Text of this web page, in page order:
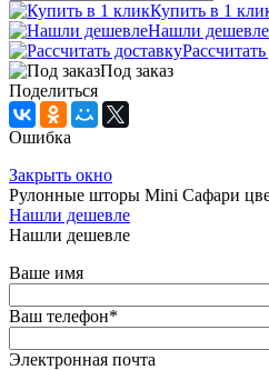
Купить в 1
Нашли дешевле
Под заказ
Поделиться
Ошибка
Закрыть окно
Рулонные шторы Mini Сафари
Нашли дешевле
Нашли дешевле
Ваше имя
Ваш телефон*
Электронная почта